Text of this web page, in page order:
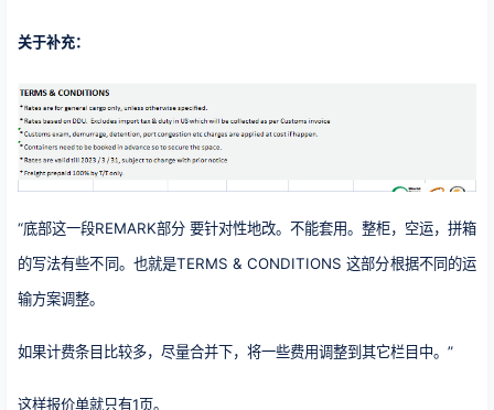
关于补充：
“底部这一段REMARK部分 要针对性地改。不能套用。整柜，空运，拼箱
的写法有些不同。也就是TERMS & CONDITIONS 这部分根据不同的运
输方案调整。
如果计费条目比较多，尽量合并下，将一些费用调整到其它栏目中。”
这样报价单就只有1页。